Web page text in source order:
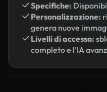
Specifiche:
Personalizzazione:
genera nuove
Livelli di accesso:
completo e l'IA